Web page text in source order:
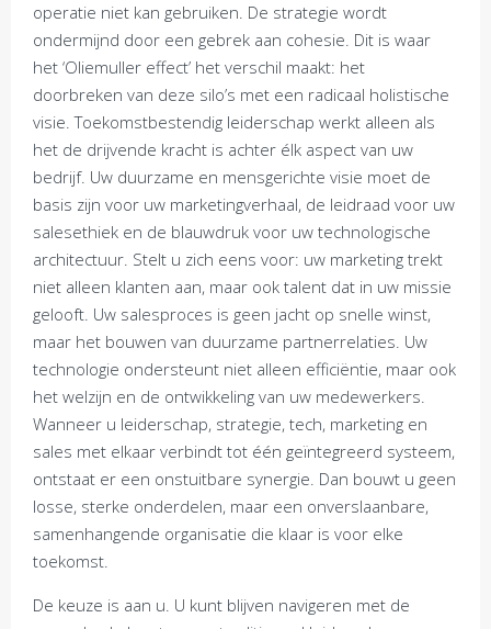
operatie niet kan gebruiken. De strategie wordt
ondermijnd door een gebrek aan cohesie. Dit is waar
het ‘Oliemuller effect’ het verschil maakt: het
doorbreken van deze silo’s met een radicaal holistische
visie. Toekomstbestendig leiderschap werkt alleen als
het de drijvende kracht is achter élk aspect van uw
bedrijf. Uw duurzame en mensgerichte visie moet de
basis zijn voor uw marketingverhaal, de leidraad voor uw
salesethiek en de blauwdruk voor uw technologische
architectuur. Stelt u zich eens voor: uw marketing trekt
niet alleen klanten aan, maar ook talent dat in uw missie
gelooft. Uw salesproces is geen jacht op snelle winst,
maar het bouwen van duurzame partnerrelaties. Uw
technologie ondersteunt niet alleen efficiëntie, maar ook
het welzijn en de ontwikkeling van uw medewerkers.
Wanneer u leiderschap, strategie, tech, marketing en
sales met elkaar verbindt tot één geïntegreerd systeem,
ontstaat er een onstuitbare synergie. Dan bouwt u geen
losse, sterke onderdelen, maar een onverslaanbare,
samenhangende organisatie die klaar is voor elke
toekomst.
De keuze is aan u. U kunt blijven navigeren met de